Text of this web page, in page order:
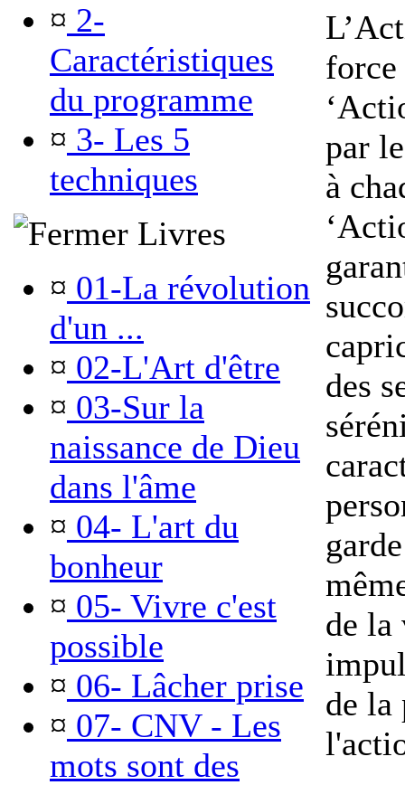
¤ 2-
Caractéristiques
du programme
¤ 3- Les 5
techniques
Livres
¤ 01-La révolution
d'un ...
¤ 02-L'Art d'être
¤ 03-Sur la
naissance de Dieu
dans l'âme
¤ 04- L'art du
bonheur
¤ 05- Vivre c'est
possible
¤ 06- Lâcher prise
¤ 07- CNV - Les
mots sont des
force
par
à
des
de la
de la